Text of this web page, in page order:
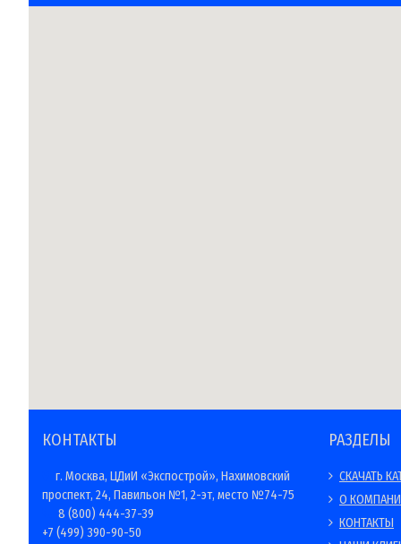
КОНТАКТЫ
г. Москва, ЦДиИ «Экспострой», Нахимовский
проспект, 24, Павильон №1, 2-эт, место №74-75
8 (800) 444-37-39
+7 (499) 390-90-50
РАЗДЕЛЫ
СКАЧАТЬ
О
КОНТАКТЫ